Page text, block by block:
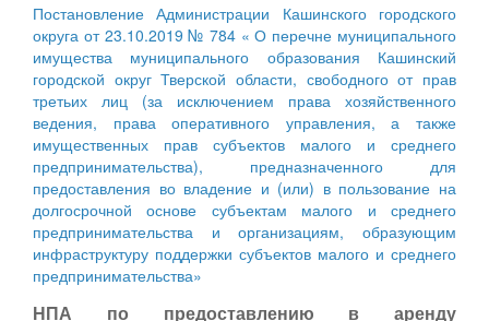
Постановление Администрации Кашинского городского
округа от 23.10.2019 № 784 « О перечне муниципального
имущества муниципального образования Кашинский
городской округ Тверской области, свободного от прав
третьих лиц (за исключением права хозяйственного
ведения, права оперативного управления, а также
имущественных прав субъектов малого и среднего
предпринимательства), предназначенного для
предоставления во владение и (или) в пользование на
долгосрочной основе субъектам малого и среднего
предпринимательства и организациям, образующим
инфраструктуру поддержки субъектов малого и среднего
предпринимательства»
НПА по предоставлению в аренду